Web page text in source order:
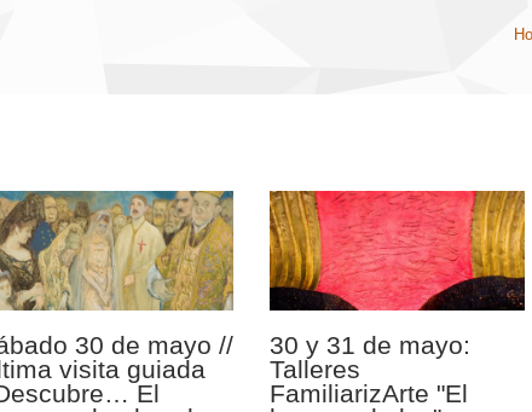
30 de mayo //
visita guiada
El
30 y 31 de mayo:
Talleres
FamiliarizArte "El